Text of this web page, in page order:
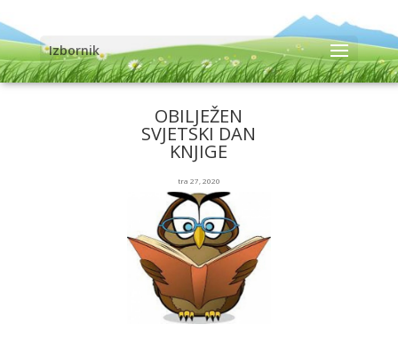
Izbornik
OBILJEŽEN
SVJETSKI DAN
KNJIGE
tra 27, 2020